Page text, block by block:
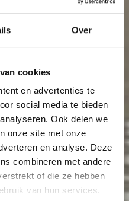
Over
cookies
en advertenties te
social media te bieden
Ook delen we
onze site met onze
en analyse. Deze
combineren met andere
of die ze hebben
van hun services.